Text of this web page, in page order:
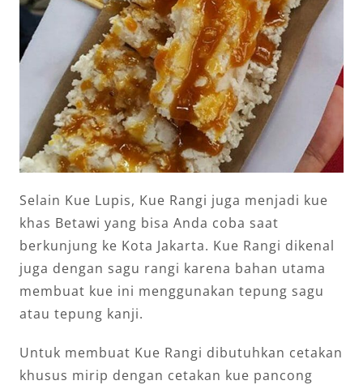
Selain Kue Lupis, Kue Rangi juga menjadi kue
khas Betawi yang bisa Anda coba saat
berkunjung ke Kota Jakarta. Kue Rangi dikenal
juga dengan sagu rangi karena bahan utama
membuat kue ini menggunakan tepung sagu
atau tepung kanji.
Untuk membuat Kue Rangi dibutuhkan cetakan
khusus mirip dengan cetakan kue pancong